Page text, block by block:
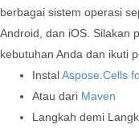
berbagai sistem operasi
Android, dan iOS. Silakan
kebutuhan Anda dan ikuti
InstalAspose.Cells
Atau dari Maven
Langkah demi